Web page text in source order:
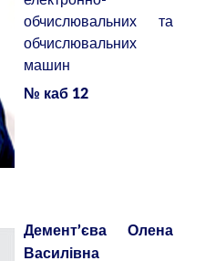
обчислювальних та
обчислювальних
машин
№ каб 12
Демент’єва Олена
Василівна